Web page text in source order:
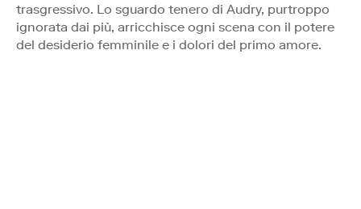
trasgressivo. Lo sguardo tenero di Audry, purtroppo
ignorata dai più, arricchisce ogni scena con il potere
del desiderio femminile e i dolori del primo amore.